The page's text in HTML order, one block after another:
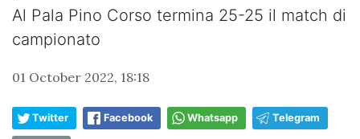
Al Pala Pino Corso termina 25-25 il match di
campionato
01 October 2022, 18:18
Twitter Facebook Whatsapp Telegram